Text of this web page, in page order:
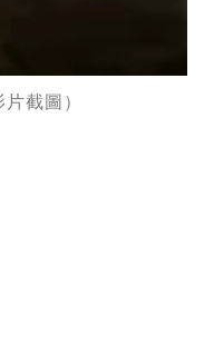
截圖）